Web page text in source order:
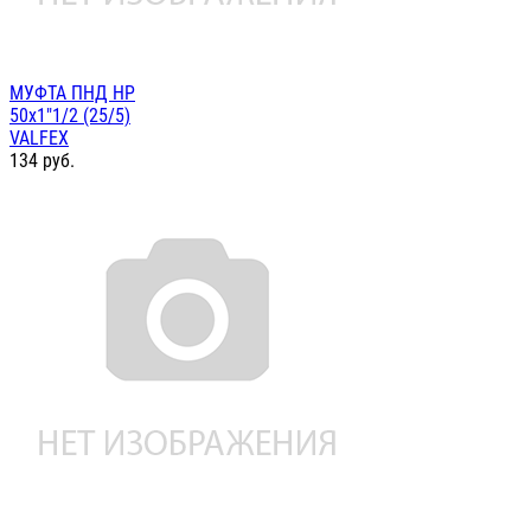
МУФТА ПНД НР
50х1"1/2 (25/5)
VALFEX
134 руб.